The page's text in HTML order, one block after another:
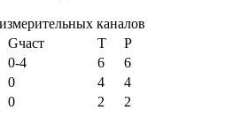
каналов
Gчаст Т
Р
0-4 6
6
0 4
4
0 2 2